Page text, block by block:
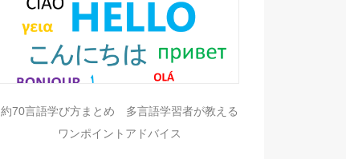
約70言語学び方まとめ 多言語学習者が教える
ワンポイントアドバイス